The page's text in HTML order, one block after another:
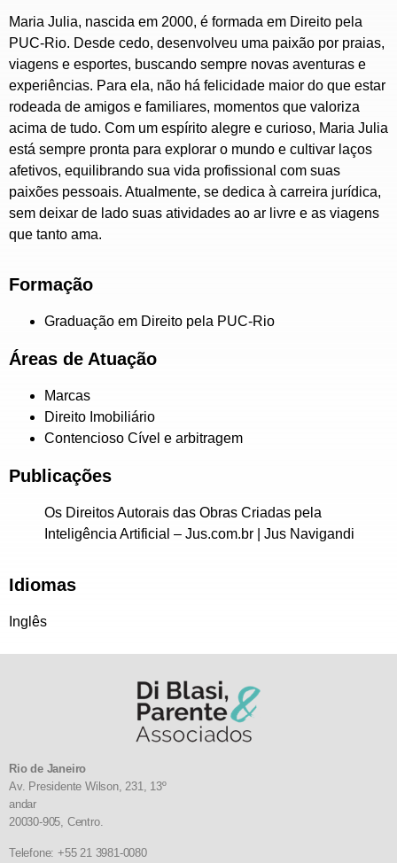
Maria Julia, nascida em 2000, é formada em Direito pela
PUC-Rio. Desde cedo, desenvolveu uma paixão por praias,
viagens e esportes, buscando sempre novas aventuras e
experiências. Para ela, não há felicidade maior do que estar
rodeada de amigos e familiares, momentos que valoriza
acima de tudo. Com um espírito alegre e curioso, Maria Julia
está sempre pronta para explorar o mundo e cultivar laços
afetivos, equilibrando sua vida profissional com suas
paixões pessoais. Atualmente, se dedica à carreira jurídica,
sem deixar de lado suas atividades ao ar livre e as viagens
que tanto ama.
Formação
Graduação em Direito pela PUC-Rio
Áreas de Atuação
Marcas
Direito Imobiliário
Contencioso Cível e arbitragem
Publicações
Os Direitos Autorais das Obras Criadas pela
Inteligência Artificial – Jus.com.br | Jus Navigandi
Idiomas
Inglês
Rio de Janeiro
Av. Presidente Wilson, 231, 13º
andar
20030-905, Centro.
Telefone: +55 21 3981-0080